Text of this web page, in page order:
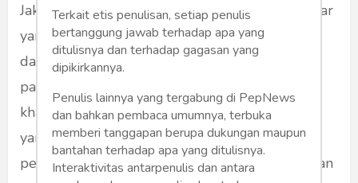
Jaket merupakan salah satu jenis pakaian terluar
yang berfungsi untuk menghangatkan tubuh
dari cuaca yang ekstrim, baik dingin maupun
panas. Pakaian tebal ini memiliki karakteristik
khas yang berbeda dari jenis fashion lain. Kain
yang bagus dan adem untuk jaket juga sangat
penting untuk diperhatikan. Hal ini karena bahan
Terkait etis penulisan, setiap penulis
bertanggung jawab terhadap apa yang
ditulisnya dan terhadap gagasan yang
dipikirkannya.
Penulis lainnya yang tergabung di PepNews
dan bahkan pembaca umumnya, terbuka
memberi tanggapan berupa dukungan maupun
bantahan terhadap apa yang ditulisnya.
Interaktivitas antarpenulis dan antara